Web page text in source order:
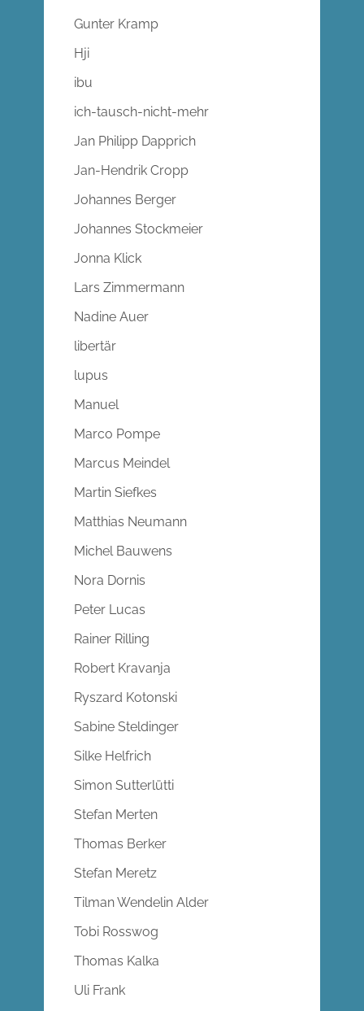
Gunter Kramp
Hji
ibu
ich-tausch-nicht-mehr
Jan Philipp Dapprich
Jan-Hendrik Cropp
Johannes Berger
Johannes Stockmeier
Jonna Klick
Lars Zimmermann
Nadine Auer
libertär
lupus
Manuel
Marco Pompe
Marcus Meindel
Martin Siefkes
Matthias Neumann
Michel Bauwens
Nora Dornis
Peter Lucas
Rainer Rilling
Robert Kravanja
Ryszard Kotonski
Sabine Steldinger
Silke Helfrich
Simon Sutterlütti
Stefan Merten
Thomas Berker
Stefan Meretz
Tilman Wendelin Alder
Tobi Rosswog
Thomas Kalka
Uli Frank